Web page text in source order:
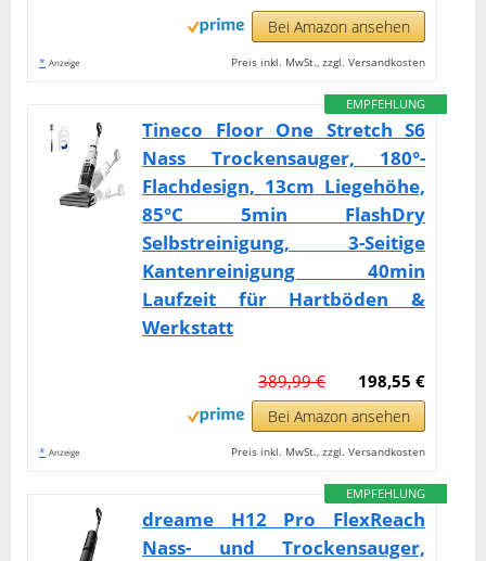
Bei Amazon ansehen
* Anzeige Preis inkl. MwSt., zzgl. Versandkosten
EMPFEHLUNG
Tineco Floor One Stretch S6
Nass Trockensauger, 180°-
Flachdesign, 13cm Liegehöhe,
85°C 5min FlashDry
Selbstreinigung, 3-Seitige
Kantenreinigung 40min
Laufzeit für Hartböden &
Werkstatt
198,55 €
389,99 €
Bei Amazon ansehen
* Anzeige Preis inkl. MwSt., zzgl. Versandkosten
EMPFEHLUNG
dreame H12 Pro FlexReach
Nass- und Trockensauger,